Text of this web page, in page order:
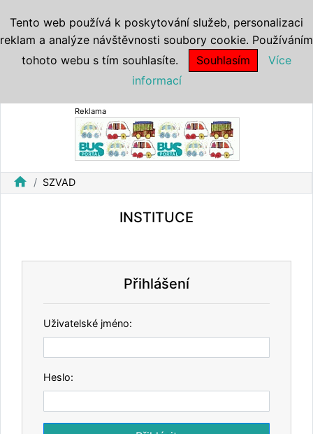
Reklama
home SZVAD
INSTITUCE
Přihlášení
Uživatelské jméno:
Heslo:
Tento web používá k poskytování služeb, personalizaci
reklam a analýze návštěvnosti soubory cookie. Používáním
tohoto webu s tím souhlasíte.
Souhlasím
Více
informací